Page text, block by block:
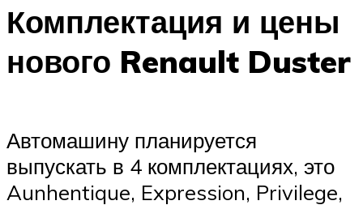
Комплектация и цены
нового Renault Duster
Автомашину планируется
выпускать в 4 комплектациях, это
Aunhentique, Expression, Privilege,